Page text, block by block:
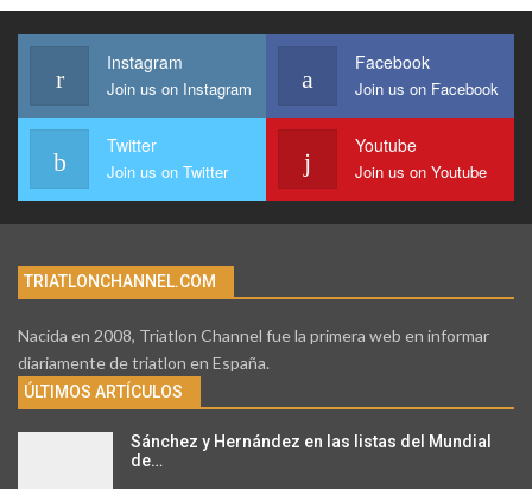
Instagram
Join us on Instagram
Facebook
Join us on Facebook
Twitter
Join us on Twitter
Youtube
Join us on Youtube
TRIATLONCHANNEL.COM
Nacida en 2008, Triatlon Channel fue la primera web en informar
diariamente de triatlon en España.
ÚLTIMOS ARTÍCULOS
Sánchez y Hernández en las listas del Mundial
de…